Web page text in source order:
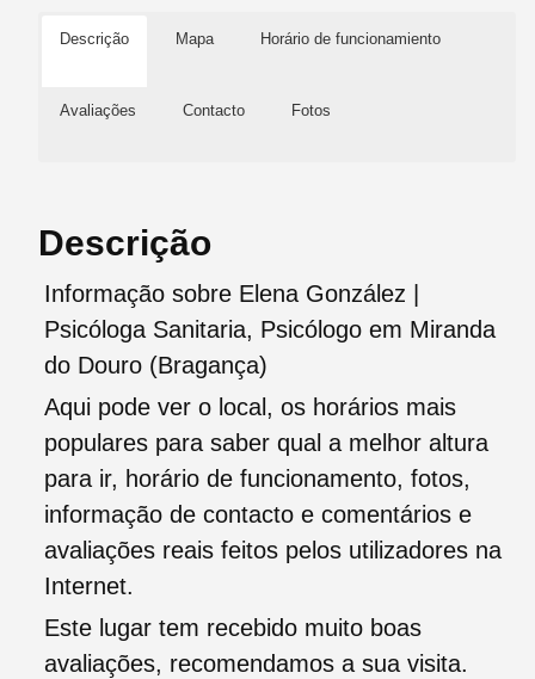
Descrição Mapa Horário de funcionamiento
Avaliações Contacto Fotos
Descrição
Informação sobre Elena González |
Psicóloga Sanitaria, Psicólogo em Miranda
do Douro (Bragança)
Aqui pode ver o local, os horários mais
populares para saber qual a melhor altura
para ir, horário de funcionamento, fotos,
informação de contacto e comentários e
avaliações reais feitos pelos utilizadores na
Internet.
Este lugar tem recebido muito boas
avaliações, recomendamos a sua visita.